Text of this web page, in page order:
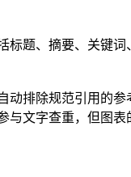
标题、摘要、关键词
动排除规范引用的
与文字查重，但图表